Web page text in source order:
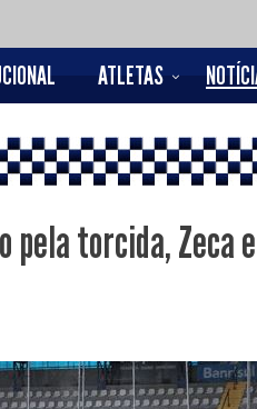
ATLETAS
pela torcida, Zeca